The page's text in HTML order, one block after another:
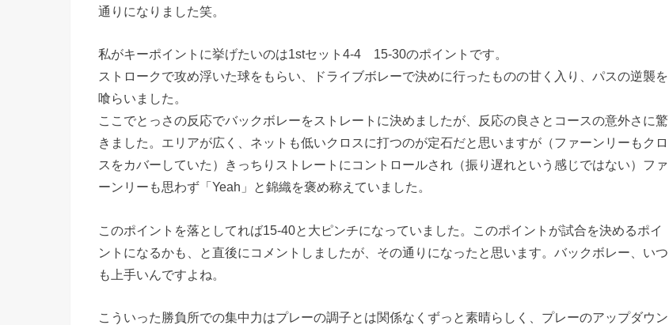
通りになりました笑。
私がキーポイントに挙げたいのは1stセット4-4 15-30のポイントです。
ストロークで攻め浮いた球をもらい、ドライブボレーで決めに行ったものの甘く入り、パスの逆襲を
喰らいました。
ここでとっさの反応でバックボレーをストレートに決めましたが、反応の良さとコースの意外さに驚
きました。エリアが広く、ネットも低いクロスに打つのが定石だと思いますが（ファーンリーもクロ
スをカバーしていた）きっちりストレートにコントロールされ（振り遅れという感じではない）ファ
ーンリーも思わず「Yeah」と錦織を褒め称えていました。
このポイントを落としてれば15-40と大ピンチになっていました。このポイントが試合を決めるポイ
ントになるかも、と直後にコメントしましたが、その通りになったと思います。バックボレー、いつ
も上手いんですよね。
こういった勝負所での集中力はプレーの調子とは関係なくずっと素晴らしく、プレーのアップダウン